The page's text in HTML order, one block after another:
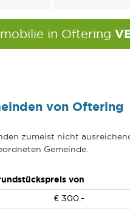
in Oftering
von Oftering
zumeist nicht
Gemeinde.
von
€ 300.-